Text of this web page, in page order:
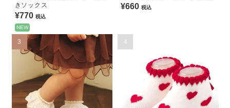
きソックス
¥770 税込
NEW
¥660 税込
3 4